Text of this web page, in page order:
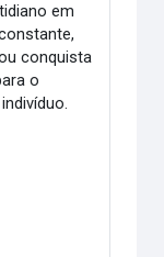
em
conquista
o